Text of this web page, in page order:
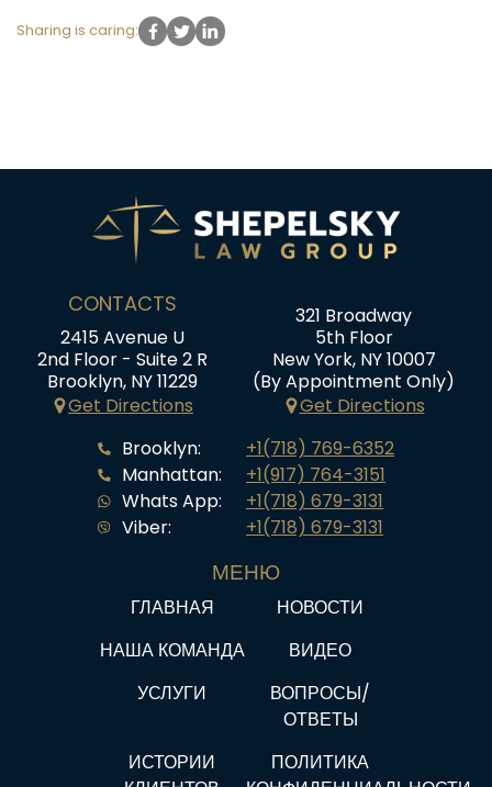
Sharing is caring:
CONTACTS
2415 Avenue U
2nd Floor - Suite 2 R
Brooklyn, NY 11229
Get Directions
321 Broadway
5th Floor
New York, NY 10007
(By Appointment Only)
Get Directions
Brooklyn:
Manhattan:
Whats App:
Viber:
+1(718) 769-6352
+1(917) 764-3151
+1(718) 679-3131
+1(718) 679-3131
МЕНЮ
ГЛАВНАЯ
НОВОСТИ
НАША КОМАНДА
ВИДЕО
УСЛУГИ
ВОПРОСЫ/
ОТВЕТЫ
ИСТОРИИ
ПОЛИТИКА